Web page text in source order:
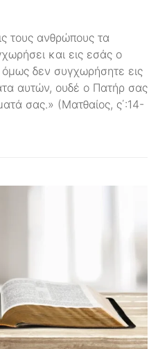
τους ανθρώπους τα
και εις εσάς ο
δεν συγχωρήσητε εις
αυτών, ουδέ ο Πατήρ σας
σας.» (Ματθαίος, ς΄:14-